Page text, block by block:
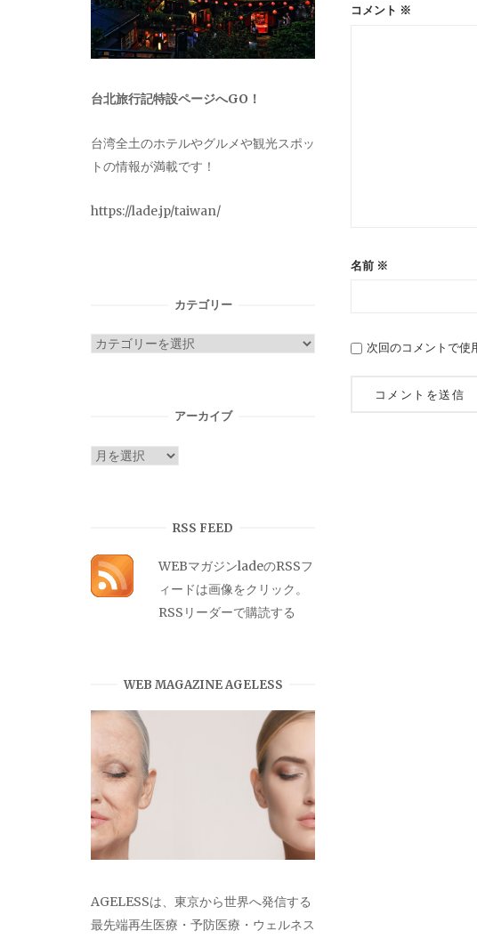
コメント ※
名前 ※
次回のコメントで使
台北旅行記特設ページへGO！
台湾全土のホテルやグルメや観光スポッ
トの情報が満載です！
https://lade.jp/taiwan/
カテゴリー
カ
アーカイブ
ア
RSS FEED
WEBマガジンladeのRSSフ
ィードは画像をクリック。
RSSリーダーで購読する
WEB MAGAZINE AGELESS
AGELESSは、東京から世界へ発信する
最先端再生医療・予防医療・ウェルネス